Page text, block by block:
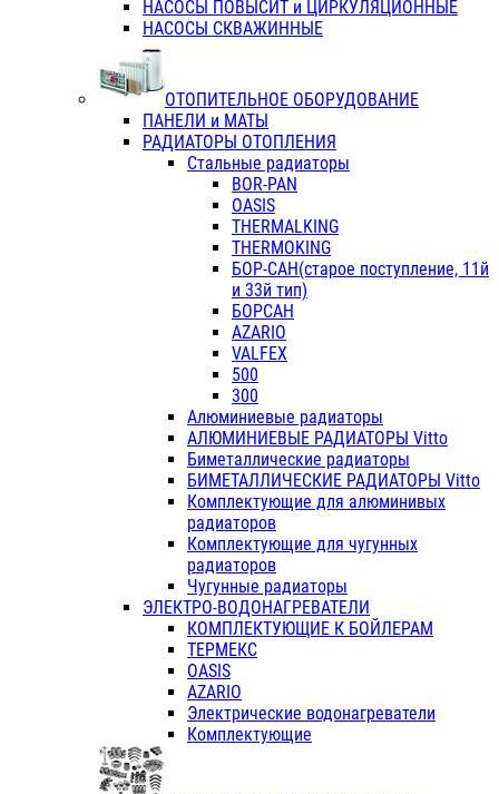
НАСОСЫ ПОВЫСИТ и ЦИРКУЛЯЦИОННЫЕ
НАСОСЫ СКВАЖИННЫЕ
ОТОПИТЕЛЬНОЕ ОБОРУДОВАНИЕ
ПАНЕЛИ и МАТЫ
РАДИАТОРЫ ОТОПЛЕНИЯ
Стальные радиаторы
BOR-PAN
OASIS
THERMALKING
THERMOKING
БОР-САН(старое поступление, 11й
и 33й тип)
БОРСАН
AZARIO
VALFEX
500
300
Алюминиевые радиаторы
АЛЮМИНИЕВЫЕ РАДИАТОРЫ Vitto
Биметаллические радиаторы
БИМЕТАЛЛИЧЕСКИЕ РАДИАТОРЫ Vitto
Комплектующие для алюминивых
радиаторов
Комплектующие для чугунных
радиаторов
Чугунные радиаторы
ЭЛЕКТРО-ВОДОНАГРЕВАТЕЛИ
КОМПЛЕКТУЮЩИЕ К БОЙЛЕРАМ
ТЕРМЕКС
OASIS
AZARIO
Электрические водонагреватели
Комплектующие